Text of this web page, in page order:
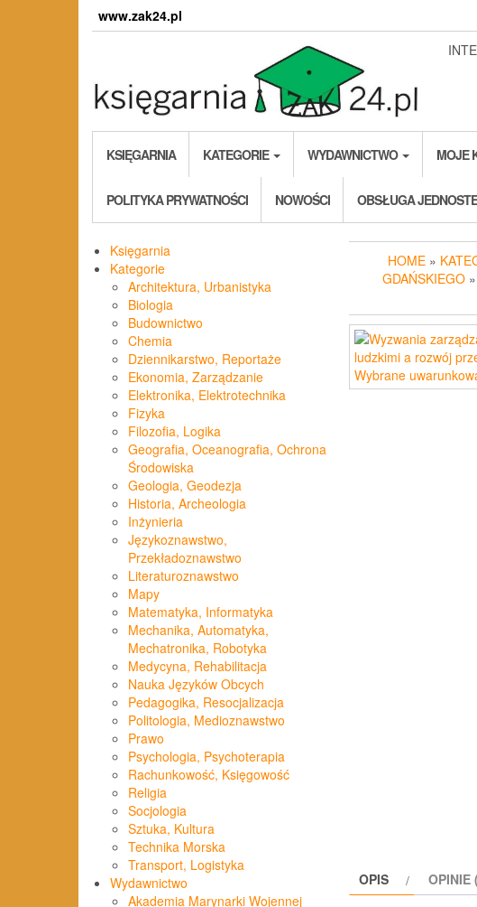
www.zak24.pl
KSIĘGARNIA KATEGORIE WYDAWNICTWO MOJE
POLITYKA PRYWATNOŚCI NOWOŚCI OBSŁUGA
Księgarnia
Kategorie
Architektura, Urbanistyka
Biologia
Budownictwo
Chemia
Dziennikarstwo, Reportaże
Ekonomia, Zarządzanie
Elektronika, Elektrotechnika
Fizyka
Filozofia, Logika
Geografia, Oceanografia, Ochrona
Środowiska
Geologia, Geodezja
Historia, Archeologia
Inżynieria
Językoznawstwo,
Przekładoznawstwo
Literaturoznawstwo
Mapy
Matematyka, Informatyka
Mechanika, Automatyka,
Mechatronika, Robotyka
Medycyna, Rehabilitacja
Nauka Języków Obcych
Pedagogika, Resocjalizacja
Politologia, Medioznawstwo
Prawo
Psychologia, Psychoterapia
Rachunkowość, Księgowość
Religia
Socjologia
Sztuka, Kultura
Technika Morska
Transport, Logistyka
Wydawnictwo
Akademia Marynarki Wojennej
HOME »
GDAŃSKIEGO
OPIS OPINIE